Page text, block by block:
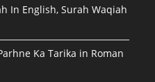
In English, Surah Waqiah
Ka Tarika in Roman